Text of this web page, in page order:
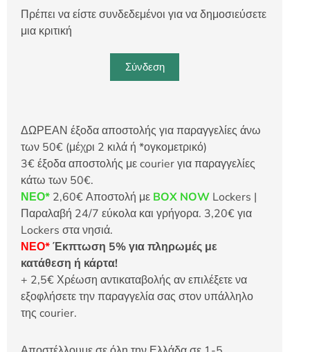
Πρέπει να είστε συνδεδεμένοι για να δημοσιεύσετε
μια κριτική
Σύνδεση
ΔΩΡΕΑΝ έξοδα αποστολής για παραγγελίες άνω
των 50€ (μέχρι 2 κιλά ή *ογκομετρικό)
3€ έξοδα αποστολής με courier για παραγγελίες
κάτω των 50€.
ΝΕΟ* 2,60€ Αποστολή με BOX NOW Lockers |
Παραλαβή 24/7 εύκολα και γρήγορα. 3,20€ για
Lockers στα νησιά.
ΝΕΟ*Έκπτωση 5% για πληρωμές με
κατάθεση ή κάρτα!
+ 2,5€ Χρέωση αντικαταβολής αν επιλέξετε να
εξοφλήσετε την παραγγελία σας στον υπάλληλο
της courier.